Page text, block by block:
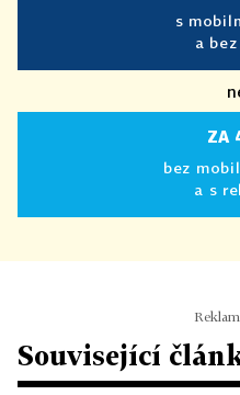
s
a
ZA
bez
a s
Související